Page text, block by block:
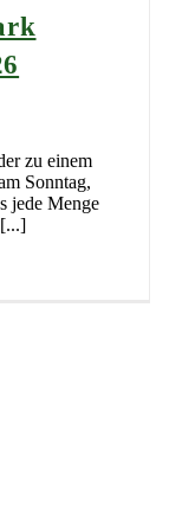
zu einem
Sonntag,
jede Menge